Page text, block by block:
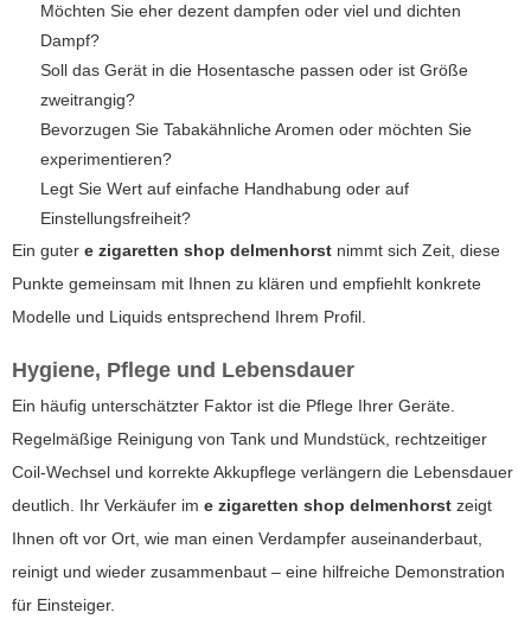
Möchten Sie eher dezent dampfen oder viel und dichten
Dampf?
Soll das Gerät in die Hosentasche passen oder ist Größe
zweitrangig?
Bevorzugen Sie Tabakähnliche Aromen oder möchten Sie
experimentieren?
Legt Sie Wert auf einfache Handhabung oder auf
Einstellungsfreiheit?
Ein guter e zigaretten shop delmenhorst nimmt sich Zeit, diese
Punkte gemeinsam mit Ihnen zu klären und empfiehlt konkrete
Modelle und Liquids entsprechend Ihrem Profil.
Hygiene, Pflege und Lebensdauer
Ein häufig unterschätzter Faktor ist die Pflege Ihrer Geräte.
Regelmäßige Reinigung von Tank und Mundstück, rechtzeitiger
Coil-Wechsel und korrekte Akkupflege verlängern die Lebensdauer
deutlich. Ihr Verkäufer im e zigaretten shop delmenhorst zeigt
Ihnen oft vor Ort, wie man einen Verdampfer auseinanderbaut,
reinigt und wieder zusammenbaut – eine hilfreiche Demonstration
für Einsteiger.